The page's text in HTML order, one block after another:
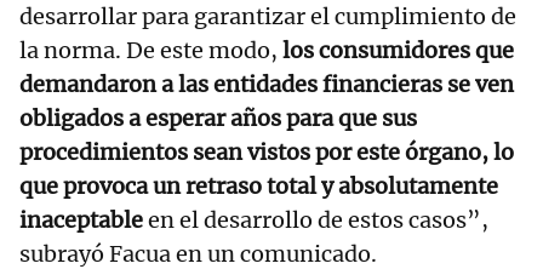
desarrollar para garantizar el cumplimiento de
la norma. De este modo, los consumidores que
demandaron a las entidades financieras se ven
obligados a esperar años para que sus
procedimientos sean vistos por este órgano, lo
que provoca un retraso total y absolutamente
inaceptableen el desarrollo de estos casos”,
subrayó Facua en un comunicado.